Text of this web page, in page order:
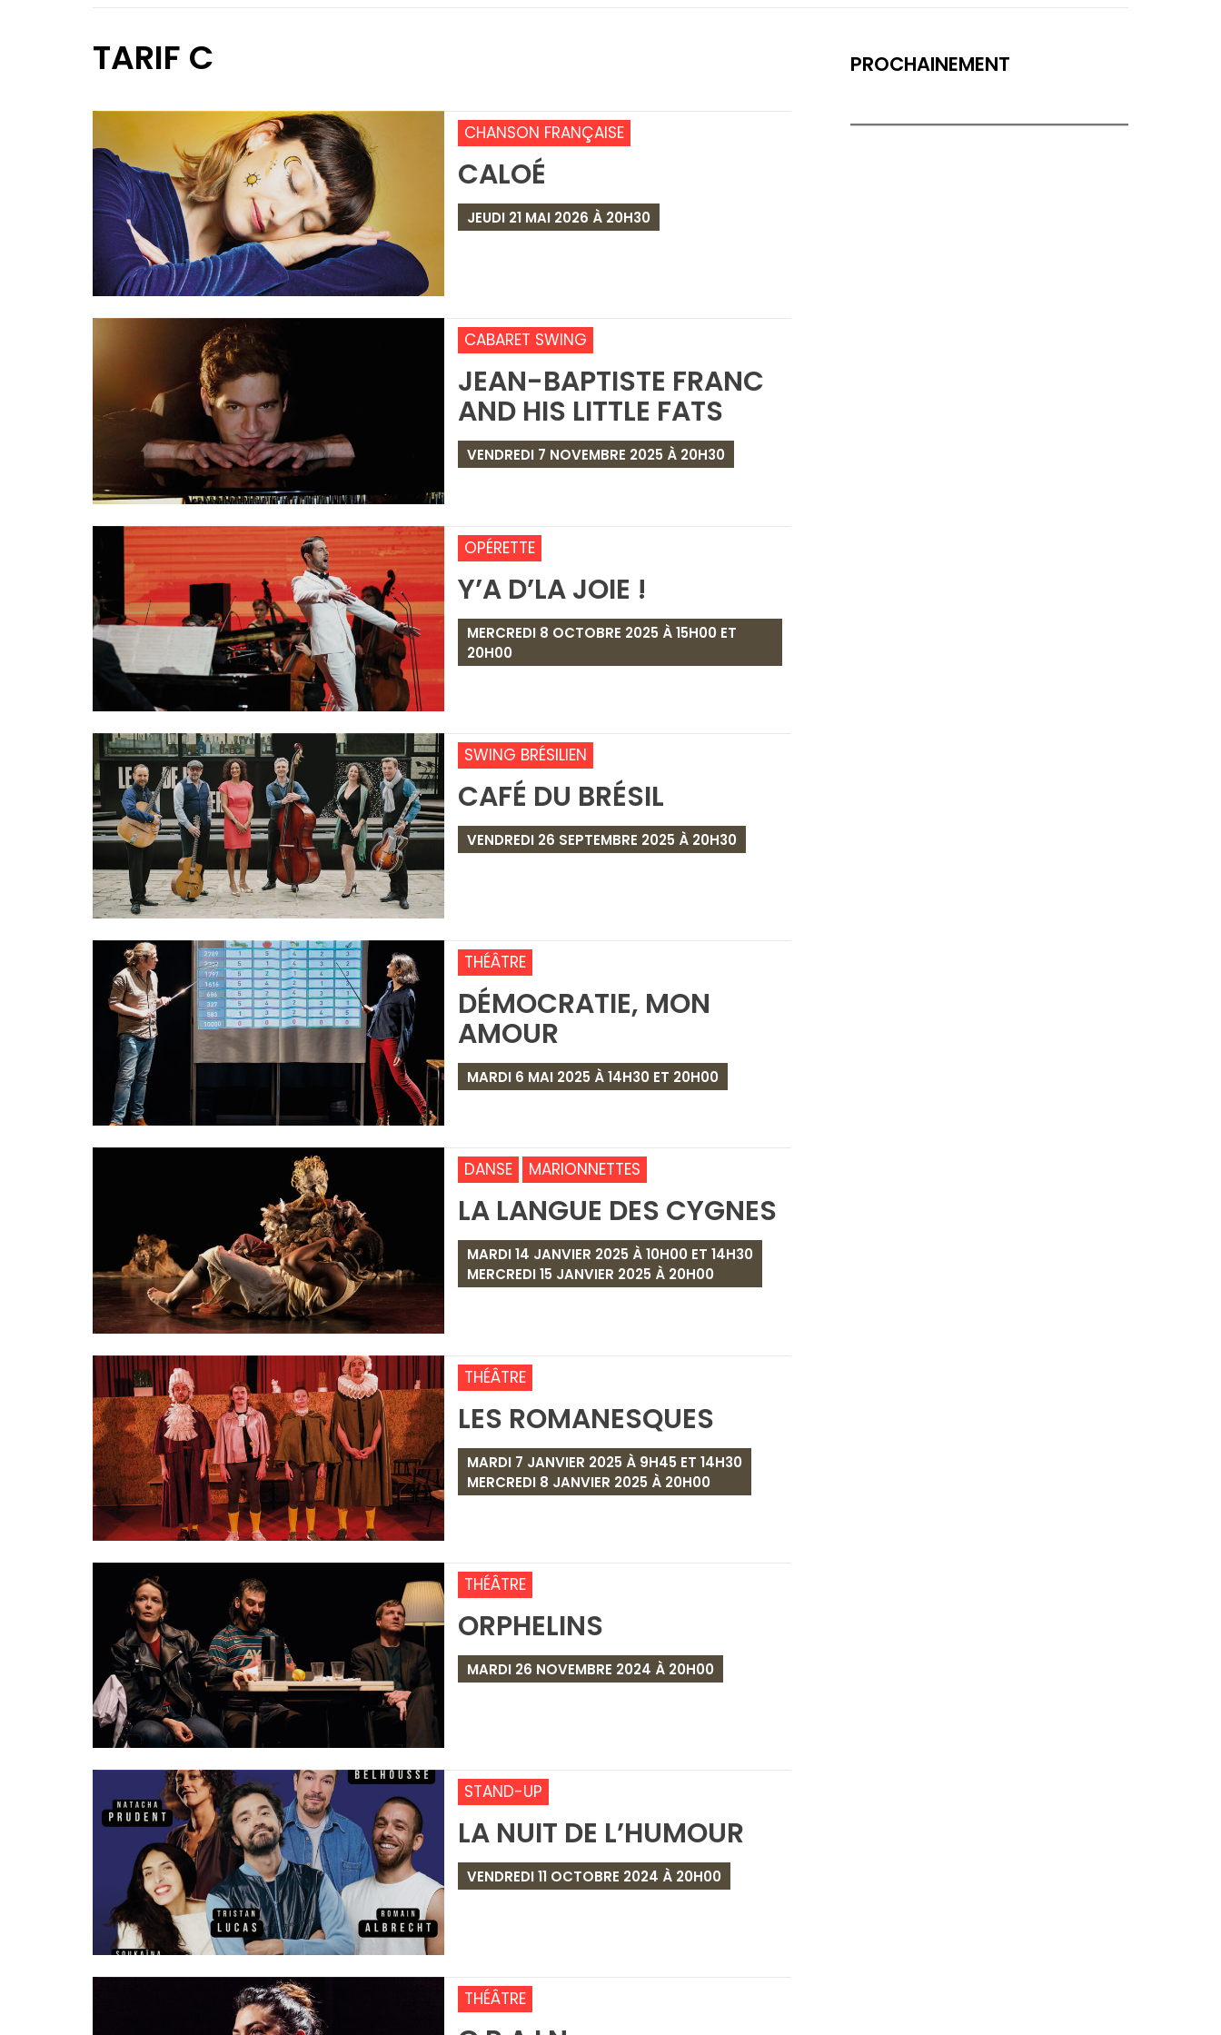
TARIF C
CHANSON FRANÇAISE
CALOÉ
JEUDI 21 MAI 2026 À 20H30
CABARET SWING
JEAN-BAPTISTE FRANC
AND HIS LITTLE FATS
VENDREDI 7 NOVEMBRE 2025 À 20H30
OPÉRETTE
Y’A D’LA JOIE !
MERCREDI 8 OCTOBRE 2025 À 15H00 ET
20H00
SWING BRÉSILIEN
CAFÉ DU BRÉSIL
VENDREDI 26 SEPTEMBRE 2025 À 20H30
THÉÂTRE
DÉMOCRATIE, MON
AMOUR
MARDI 6 MAI 2025 À 14H30 ET 20H00
DANSE MARIONNETTES
LA LANGUE DES CYGNES
MARDI 14 JANVIER 2025 À 10H00 ET 14H30
MERCREDI 15 JANVIER 2025 À 20H00
THÉÂTRE
LES ROMANESQUES
MARDI 7 JANVIER 2025 À 9H45 ET 14H30
MERCREDI 8 JANVIER 2025 À 20H00
THÉÂTRE
ORPHELINS
MARDI 26 NOVEMBRE 2024 À 20H00
STAND-UP
LA NUIT DE L’HUMOUR
VENDREDI 11 OCTOBRE 2024 À 20H00
THÉÂTRE
PROCHAINEMENT